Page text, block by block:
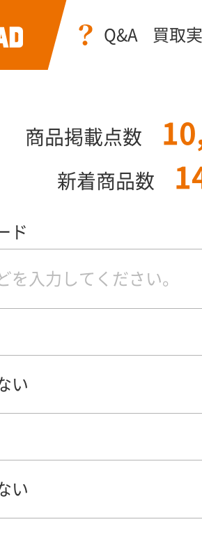
Q&A 買取
商品掲載点数
新着商品数
ド
い
い